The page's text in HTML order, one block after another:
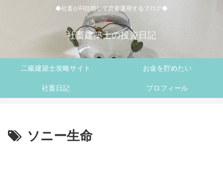
◆社畜がFI目指して資産運用するブログ◆
社畜建築士の投資日記
二級建築士攻略サイト お金を貯めたい
社畜日記 プロフィール
ソニー生命